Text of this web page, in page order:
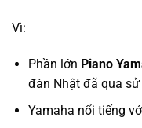
Vì:
Phần lớn Piano
đàn Nhật đã qua sử
Yamaha nổi tiếng